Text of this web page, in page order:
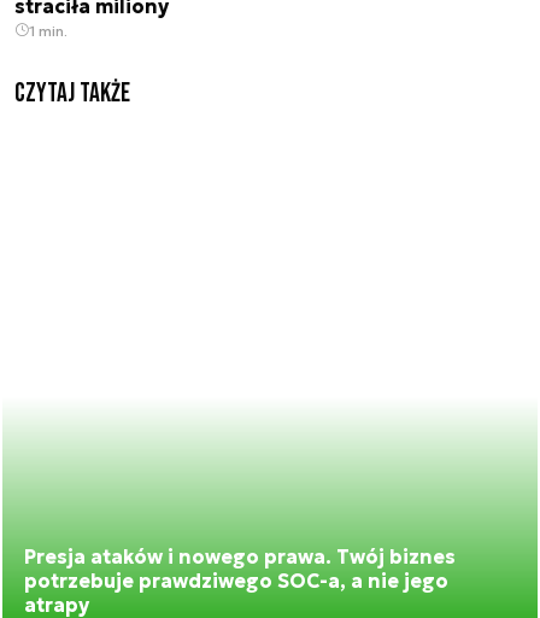
straciła miliony
1 min.
Czytaj także
Presja ataków i nowego prawa. Twój biznes
potrzebuje prawdziwego SOC-a, a nie jego
atrapy